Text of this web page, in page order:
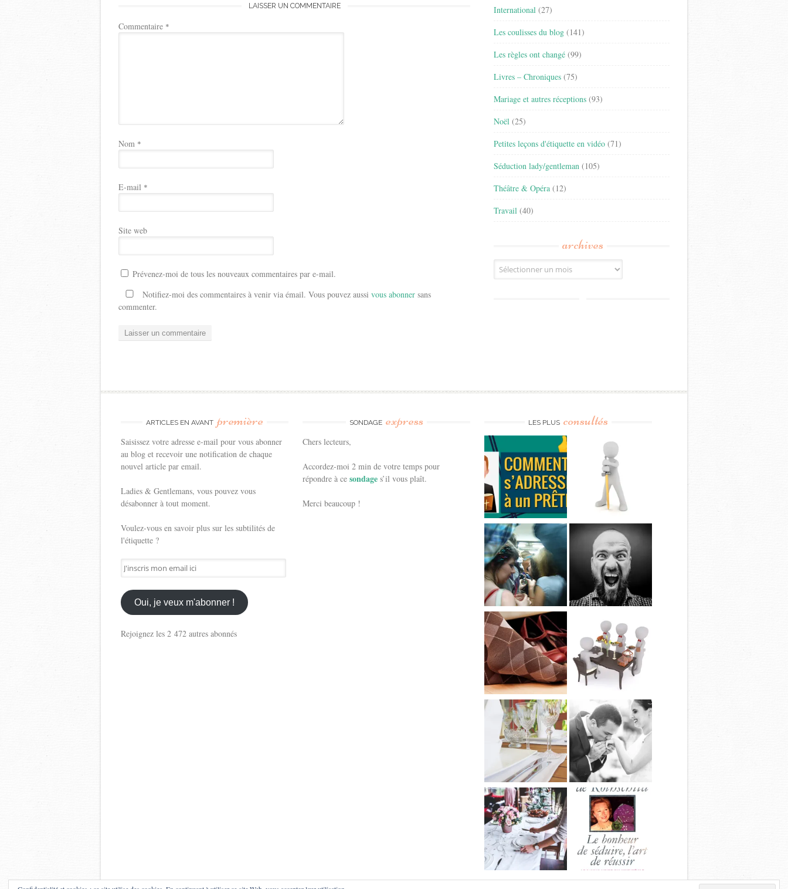
LAISSER UN COMMENTAIRE
Commentaire *
Nom *
E-mail *
Site web
Prévenez-moi de tous les nouveaux commentaires par e-mail.
Notifiez-moi des commentaires à venir via émail. Vous pouvez aussi vous abonner sans
commenter.
International (27)
Les coulisses du blog (141)
Les règles ont changé (99)
Livres – Chroniques (75)
Mariage et autres réceptions (93)
Noël (25)
Petites leçons d'étiquette en vidéo (71)
Séduction lady/gentleman (105)
Théâtre & Opéra (12)
Travail (40)
archives
Archives
ARTICLES EN AVANT première
Saisissez votre adresse e-mail pour vous abonner
au blog et recevoir une notification de chaque
nouvel article par email.
Ladies & Gentlemans, vous pouvez vous
désabonner à tout moment.
Voulez-vous en savoir plus sur les subtilités de
l'étiquette ?
J'inscris
mon
email
ici
Oui, je veux m'abonner !
Rejoignez les 2 472 autres abonnés
SONDAGE express
Chers lecteurs,
Accordez-moi 2 min de votre temps pour
répondre à cesondages’il vous plaît.
Merci beaucoup !
LES PLUS consultés